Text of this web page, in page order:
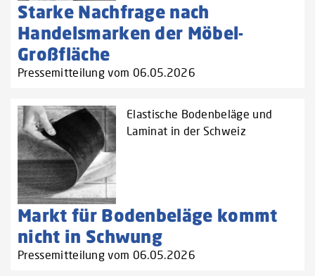
Starke Nachfrage nach
Handelsmarken der Möbel-
Großfläche
Pressemitteilung vom 06.05.2026
Elastische Bodenbeläge und
Laminat in der Schweiz
Markt für Bodenbeläge kommt
nicht in Schwung
Pressemitteilung vom 06.05.2026